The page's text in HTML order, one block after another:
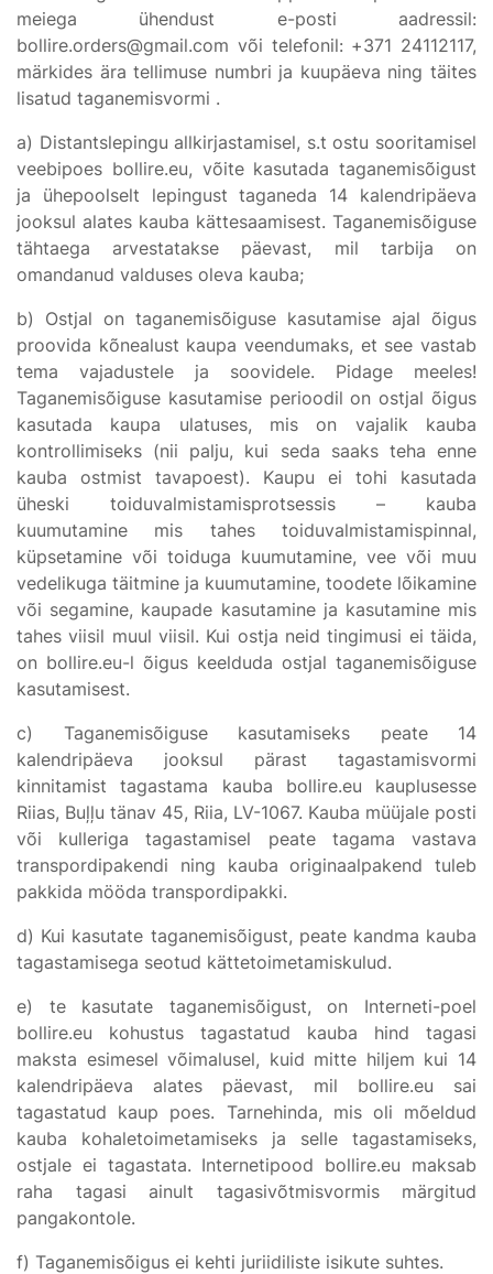
meiega ühendust e-posti aadressil:
bollire.orders@gmail.com või telefonil: +371 24112117,
märkides ära tellimuse numbri ja kuupäeva ning täites
lisatud taganemisvormi .
a) Distantslepingu allkirjastamisel, s.t ostu sooritamisel
veebipoes bollire.eu, võite kasutada taganemisõigust
ja ühepoolselt lepingust taganeda 14 kalendripäeva
jooksul alates kauba kättesaamisest. Taganemisõiguse
tähtaega arvestatakse päevast, mil tarbija on
omandanud valduses oleva kauba;
b) Ostjal on taganemisõiguse kasutamise ajal õigus
proovida kõnealust kaupa veendumaks, et see vastab
tema vajadustele ja soovidele. Pidage meeles!
Taganemisõiguse kasutamise perioodil on ostjal õigus
kasutada kaupa ulatuses, mis on vajalik kauba
kontrollimiseks (nii palju, kui seda saaks teha enne
kauba ostmist tavapoest). Kaupu ei tohi kasutada
üheski toiduvalmistamisprotsessis – kauba
kuumutamine mis tahes toiduvalmistamispinnal,
küpsetamine või toiduga kuumutamine, vee või muu
vedelikuga täitmine ja kuumutamine, toodete lõikamine
või segamine, kaupade kasutamine ja kasutamine mis
tahes viisil muul viisil. Kui ostja neid tingimusi ei täida,
on bollire.eu-l õigus keelduda ostjal taganemisõiguse
kasutamisest.
c) Taganemisõiguse kasutamiseks peate 14
kalendripäeva jooksul pärast tagastamisvormi
kinnitamist tagastama kauba bollire.eu kauplusesse
Riias, Buļļu tänav 45, Riia, LV-1067. Kauba müüjale posti
või kulleriga tagastamisel peate tagama vastava
transpordipakendi ning kauba originaalpakend tuleb
pakkida mööda transpordipakki.
d) Kui kasutate taganemisõigust, peate kandma kauba
tagastamisega seotud kättetoimetamiskulud.
e) te kasutate taganemisõigust, on Interneti-poel
bollire.eu kohustus tagastatud kauba hind tagasi
maksta esimesel võimalusel, kuid mitte hiljem kui 14
kalendripäeva alates päevast, mil bollire.eu sai
tagastatud kaup poes. Tarnehinda, mis oli mõeldud
kauba kohaletoimetamiseks ja selle tagastamiseks,
ostjale ei tagastata. Internetipood bollire.eu maksab
raha tagasi ainult tagasivõtmisvormis märgitud
pangakontole.
f) Taganemisõigus ei kehti juriidiliste isikute suhtes.